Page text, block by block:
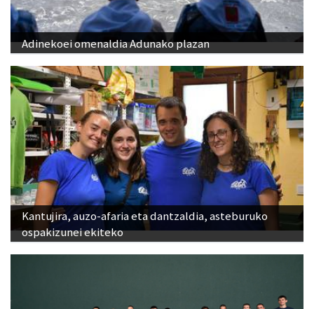
Adinekoei omenaldia Adunako plazan
Kantujira, auzo-afaria eta dantzaldia, asteburuko
ospakizunei ekiteko